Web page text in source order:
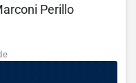
Perillo